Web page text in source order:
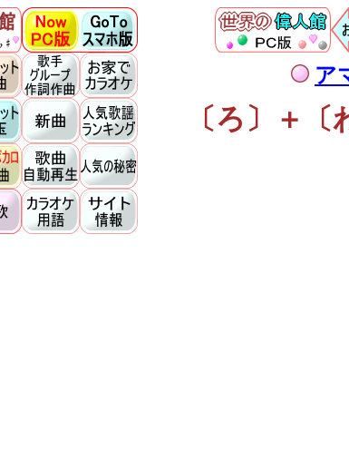
ア
〔ろ〕＋